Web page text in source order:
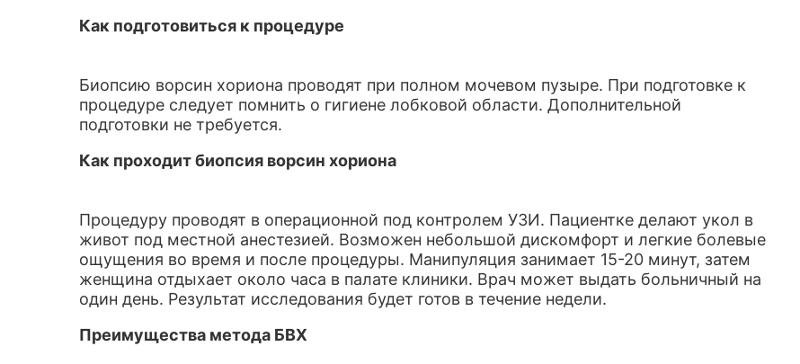
Как подготовиться к процедуре
Биопсию ворсин хориона проводят при полном мочевом пузыре. При подготовке к
процедуре следует помнить о гигиене лобковой области. Дополнительной
подготовки не требуется.
Как проходит биопсия ворсин хориона
Процедуру проводят в операционной под контролем УЗИ. Пациентке делают укол в
живот под местной анестезией. Возможен небольшой дискомфорт и легкие болевые
ощущения во время и после процедуры. Манипуляция занимает 15-20 минут, затем
женщина отдыхает около часа в палате клиники. Врач может выдать больничный на
один день. Результат исследования будет готов в течение недели.
Преимущества метода БВХ